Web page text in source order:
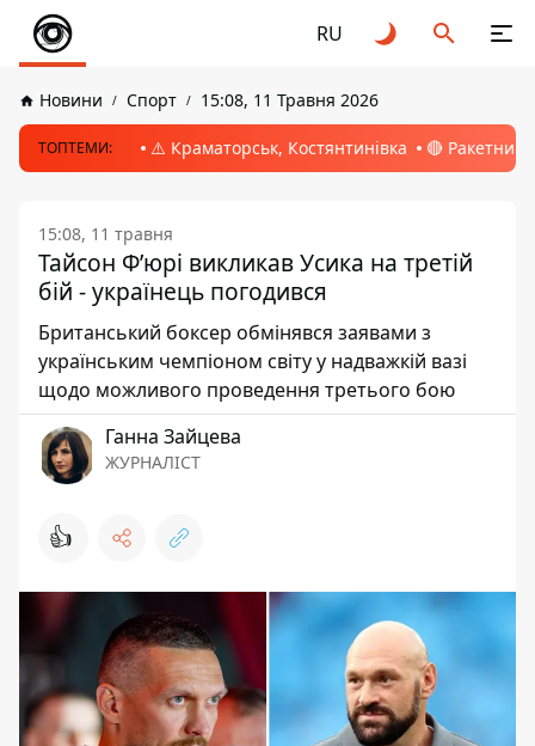
RU
Новини Спорт 15:08, 11 Травня 2026
ТОПТЕМИ: ⚠️ Краматорськ, Костянтинівка 🔴 Ракетний
15:08, 11 травня
Тайсон Ф’юрі викликав Усика на третій
бій - українець погодився
Британський боксер обмінявся заявами з
українським чемпіоном світу у надважкій вазі
щодо можливого проведення третього бою
Ганна Зайцева
ЖУРНАЛІСТ
👍